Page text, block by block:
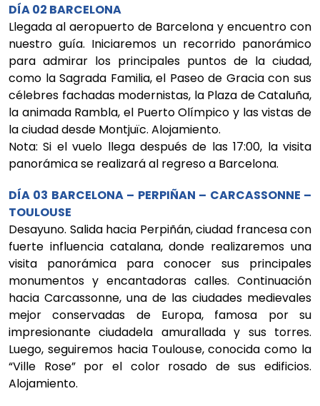
DÍA 02 BARCELONA
Llegada al aeropuerto de Barcelona y encuentro con
nuestro guía. Iniciaremos un recorrido panorámico
para admirar los principales puntos de la ciudad,
como la Sagrada Familia, el Paseo de Gracia con sus
célebres fachadas modernistas, la Plaza de Cataluña,
la animada Rambla, el Puerto Olímpico y las vistas de
la ciudad desde Montjuïc. Alojamiento.
Nota: Si el vuelo llega después de las 17:00, la visita
panorámica se realizará al regreso a Barcelona.
DÍA 03 BARCELONA – PERPIÑAN – CARCASSONNE –
TOULOUSE
Desayuno. Salida hacia Perpiñán, ciudad francesa con
fuerte influencia catalana, donde realizaremos una
visita panorámica para conocer sus principales
monumentos y encantadoras calles. Continuación
hacia Carcassonne, una de las ciudades medievales
mejor conservadas de Europa, famosa por su
impresionante ciudadela amurallada y sus torres.
Luego, seguiremos hacia Toulouse, conocida como la
“Ville Rose” por el color rosado de sus edificios.
Alojamiento.